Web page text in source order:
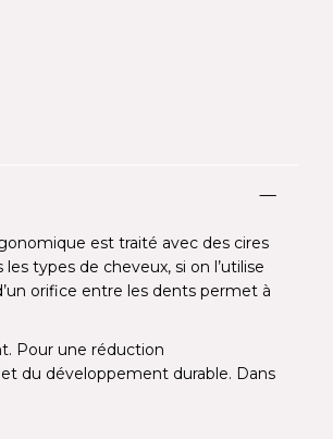
est traité avec des cires
types de cheveux, si on l’utilise
orifice entre les dents permet à
Pour une réduction
du développement durable. Dans